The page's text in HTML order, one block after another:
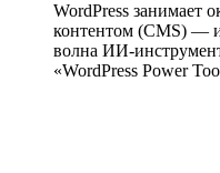
WordPress занимает
контентом (CMS) —
волна
«WordPress Power